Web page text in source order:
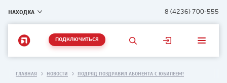
НАХОДКА 8 (4236) 700-555
ПОДКЛЮЧИТЬСЯ
ГЛАВНАЯ НОВОСТИ ПОДРЯД ПОЗДРАВИЛ АБОНЕНТА С ЮБИЛЕЕМ!